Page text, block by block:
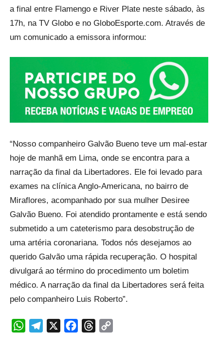
a final entre Flamengo e River Plate neste sábado, às
17h, na TV Globo e no GloboEsporte.com. Através de
um comunicado a emissora informou:
“Nosso companheiro Galvão Bueno teve um mal-estar
hoje de manhã em Lima, onde se encontra para a
narração da final da Libertadores. Ele foi levado para
exames na clínica Anglo-Americana, no bairro de
Miraflores, acompanhado por sua mulher Desiree
Galvão Bueno. Foi atendido prontamente e está sendo
submetido a um cateterismo para desobstrução de
uma artéria coronariana. Todos nós desejamos ao
querido Galvão uma rápida recuperação. O hospital
divulgará ao término do procedimento um boletim
médico. A narração da final da Libertadores será feita
pelo companheiro Luis Roberto”.
WhatsAppTelegram FacebookThreads